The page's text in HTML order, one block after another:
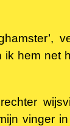
ik hem net
vinger